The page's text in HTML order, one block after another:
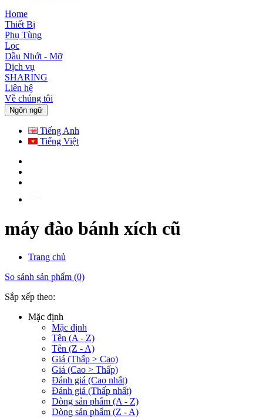
Home
Thiết Bị
Phụ Tùng
Lọc
Dầu Nhớt - Mỡ
Dịch vụ
SHARING
Liên hệ
Về chúng tôi
Ngôn ngữ
Tiếng Anh
Tiếng Việt
máy đào bánh xích cũ
Trang chủ
So sánh sản phẩm (0)
Sắp xếp theo:
Mặc định
Mặc định
Tên (A - Z)
Tên (Z - A)
Giá (Thấp > Cao)
Giá (Cao > Thấp)
Đánh giá (Cao nhất)
Đánh giá (Thấp nhất)
Dòng sản phẩm (A - Z)
Dòng sản phẩm (Z - A)